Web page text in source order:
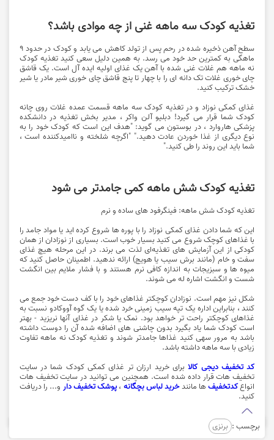
تغذیه کودک سه ماهه غنی از چه موادی باشد؟
سطح آهن ذخیره شده در رحم پس از تولد کاهش می یابد و کودک در حدود 9
ماهگی به کمترین حد خود می رسد. به همین دلیل سعی کنید تغذیه کودک
نه ماهه هم غلات غنی شده با آهن یک غذای اولیه ایده آل است. یک قاشق
چای خوری غلات تک دانه ای را با چهار تا پنج قاشق چای خوری شیر مادر یا شیر
خشک ترکیب کنید.
غذای کمکی نوزاد و در تغذیه کودک سه ماهه قسمت عمده غلات روی چانه
کودک شما قرار می گیرد! دبلیو آلن واکر ، مدیر بخش تغذیه در دانشکده
پزشکی هاروارد ، در بوستون می گوید: "هدف این است که کودک خود را به
نوع دیگری از غذا خوردن عادت دهید." "اگرچه شلخته و ناامیدکننده است ،
شما باید این روند را طی کنید."
تغذیه کودک شش ماهه کمی جامدتر می شود
تغذیه کودک شش ماهه: فینگرفود های ساده و نرم
این که شما دادن غذای کمکی نوزاد را با پوره ها شروع کرده اید یا مواد جامد را
با غذاهای کوچک شروع می کنید بسیار خوب است. بسیاری از نوزادان از همان
کودکی از این آزمایش های تغذیه‌ای لذت می برند. در این مرحله هیچ غذای
سفت و خام (مانند برش سیب یا هویج) ارائه ندهید. اطمینان حاصل کنید که
میوه ها و سبزیجات به اندازه کافی نرم هستند و با فشار ملایم بین انگشت
شست و انگشت اشاره له می شوند.
شکل نیز مهم است. نوزادان کوچکتر غذاهای خود را با کف دست خود جمع می
کنند ، بنابراین اداره یک تپه سیب زمینی خرد شده یا یک گوه آووکادو نسبت به
غذاهای کوچکتر راحت تر خواهد بود. نمک یا شکر در غذای آنها نریزید - بهتر
است کودک شما یاد بگیرد بدون چاشنی های اضافه شده آن را دوست داشته
باشد به مرور سهی کنید غذاها جامدتر شوند و تغذیه کودک نه ماهه تفاوت
زیادی با سه ماهه داشته باشد.
کد تخفیف دیجی کالا برای خرید ارزان تر غذای کمکی کودک شما در سایت
تخفیف هات قرار داده شده است. همچنین می توانید در سایت تخفیف هات
انواع کدتخفیف ها مانندخرید لباس بچگانه ، پوشک تخفیف دار و... را دریافت
کنید.
برچسب : برنزی